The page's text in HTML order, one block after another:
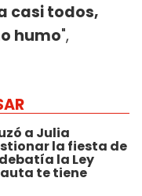
casi todos,
humo",
a Julia
la fiesta de
la Ley
te tiene